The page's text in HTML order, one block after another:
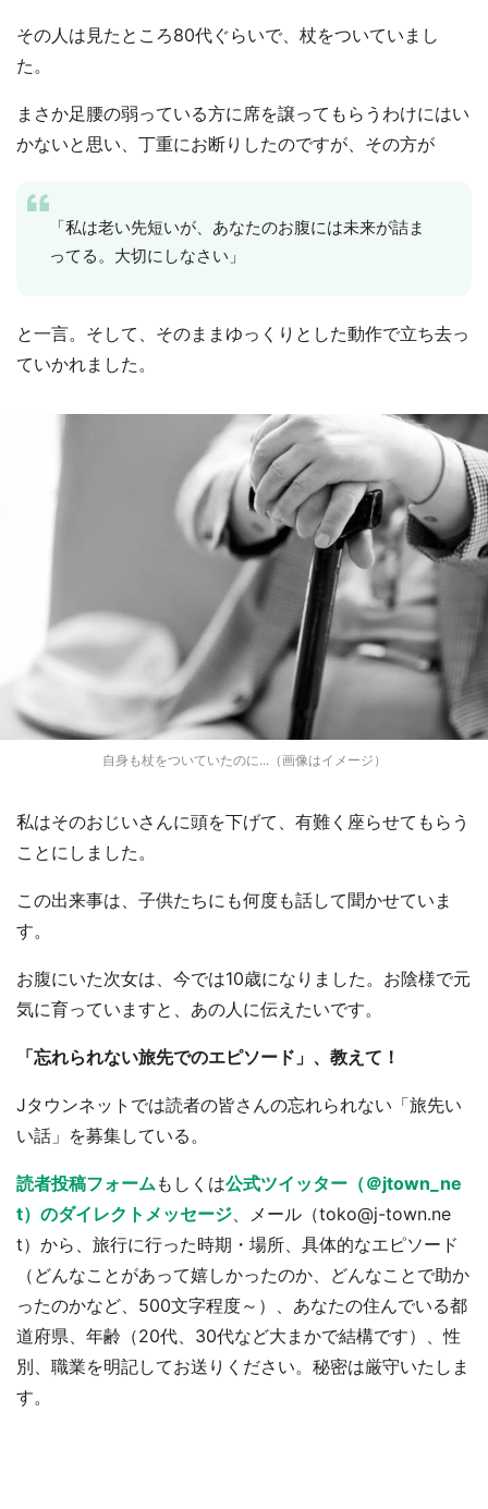
その人は見たところ80代ぐらいで、杖をついていまし
た。
まさか足腰の弱っている方に席を譲ってもらうわけにはい
かないと思い、丁重にお断りしたのですが、その方が
「私は老い先短いが、あなたのお腹には未来が詰ま
ってる。大切にしなさい」
と一言。そして、そのままゆっくりとした動作で立ち去っ
ていかれました。
自身も杖をついていたのに...（画像はイメージ）
私はそのおじいさんに頭を下げて、有難く座らせてもらう
ことにしました。
この出来事は、子供たちにも何度も話して聞かせていま
す。
お腹にいた次女は、今では10歳になりました。お陰様で元
気に育っていますと、あの人に伝えたいです。
「忘れられない旅先でのエピソード」、教えて！
Jタウンネットでは読者の皆さんの忘れられない「旅先い
い話」を募集している。
読者投稿フォーム もしくは公式ツイッター（＠jtown_ne
t）のダイレクトメッセージ 、メール（toko@j-town.ne
t）から、旅行に行った時期・場所、具体的なエピソード
（どんなことがあって嬉しかったのか、どんなことで助か
ったのかなど、500文字程度～）、あなたの住んでいる都
道府県、年齢（20代、30代など大まかで結構です）、性
別、職業を明記してお送りください。秘密は厳守いたしま
す。